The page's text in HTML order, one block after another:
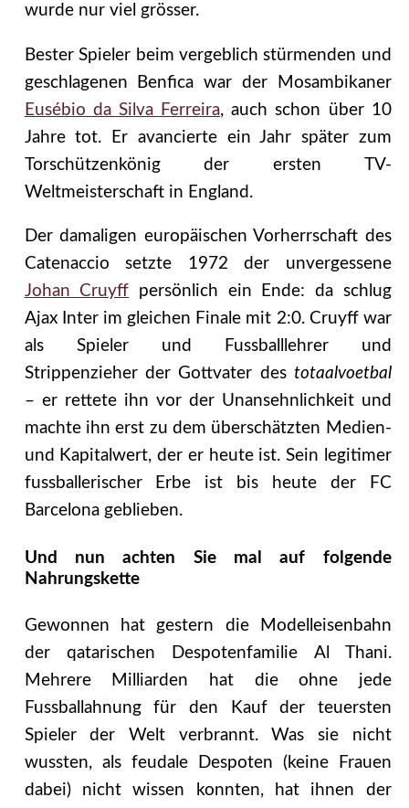
wurde nur viel grösser.
Bester Spieler beim vergeblich stürmenden und
geschlagenen Benfica war der Mosambikaner
Eusébio da Silva Ferreira, auch schon über 10
Jahre tot. Er avancierte ein Jahr später zum
Torschützenkönig der ersten TV-
Weltmeisterschaft in England.
Der damaligen europäischen Vorherrschaft des
Catenaccio setzte 1972 der unvergessene
Johan Cruyff persönlich ein Ende: da schlug
Ajax Inter im gleichen Finale mit 2:0. Cruyff war
als Spieler und Fussballlehrer und
Strippenzieher der Gottvater des totaalvoetbal
– er rettete ihn vor der Unansehnlichkeit und
machte ihn erst zu dem überschätzten Medien-
und Kapitalwert, der er heute ist. Sein legitimer
fussballerischer Erbe ist bis heute der FC
Barcelona geblieben.
Und nun achten Sie mal auf folgende
Nahrungskette
Gewonnen hat gestern die Modelleisenbahn
der qatarischen Despotenfamilie Al Thani.
Mehrere Milliarden hat die ohne jede
Fussballahnung für den Kauf der teuersten
Spieler der Welt verbrannt. Was sie nicht
wussten, als feudale Despoten (keine Frauen
dabei) nicht wissen konnten, hat ihnen der